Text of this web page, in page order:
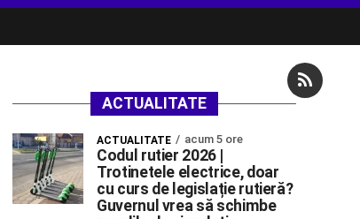
ACTUALITATE
ACTUALITATE acum 5 ore
Codul rutier 2026 |
Trotinetele electrice, doar
cu curs de legislație rutieră?
Guvernul vrea să schimbe